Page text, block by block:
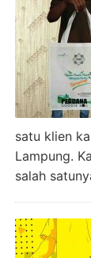
satu klien
Lampung.
salah